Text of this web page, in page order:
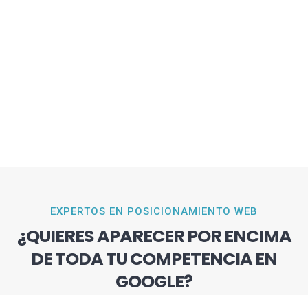
EXPERTOS EN POSICIONAMIENTO WEB
¿QUIERES APARECER POR ENCIMA
DE TODA TU COMPETENCIA EN
GOOGLE?